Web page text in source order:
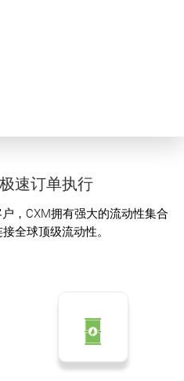
速订单执行
，CXM拥有强大的流动性集合
全球顶级流动性。